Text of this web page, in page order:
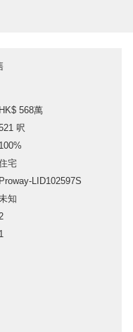
HK$ 568萬
呎
100%
宅
Proway-LID102597S
知
1